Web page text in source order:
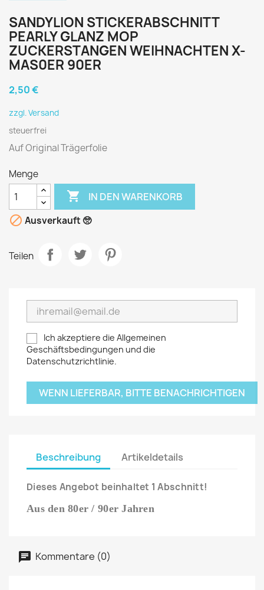
SANDYLION STICKERABSCHNITT
PEARLY GLANZ MOP
ZUCKERSTANGEN WEIHNACHTEN X-
MAS0ER 90ER
2,50 €
zzgl. Versand
steuerfrei
Auf Original Trägerfolie
Menge
 IN DEN WARENKORB
 Ausverkauft 🥺
Teilen
Ich akzeptiere die Allgemeinen
Geschäftsbedingungen und die
Datenschutzrichtlinie.
WENN LIEFERBAR, BITTE BENACHRICHTIGEN
Beschreibung Artikeldetails
Dieses Angebot beinhaltet 1 Abschnitt!
Aus den 80er / 90er Jahren
Kommentare (0)